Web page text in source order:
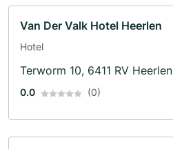
Van Der Valk Hotel Heerlen
Hotel
Terworm 10, 6411 RV Heerlen
0.0 (0)